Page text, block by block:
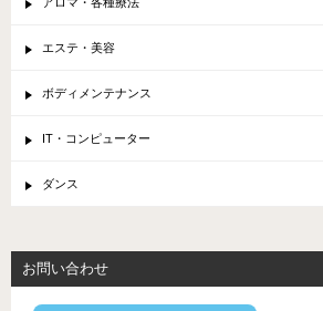
エステ・美容
ボディメンテナンス
IT・コンピューター
ダンス
お問い合わせ